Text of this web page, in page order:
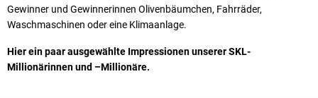
Gewinner und Gewinnerinnen Olivenbäumchen, Fahrräder,
Waschmaschinen oder eine Klimaanlage.
Hier ein paar ausgewählte Impressionen unserer SKL-
Millionärinnen und –Millionäre.